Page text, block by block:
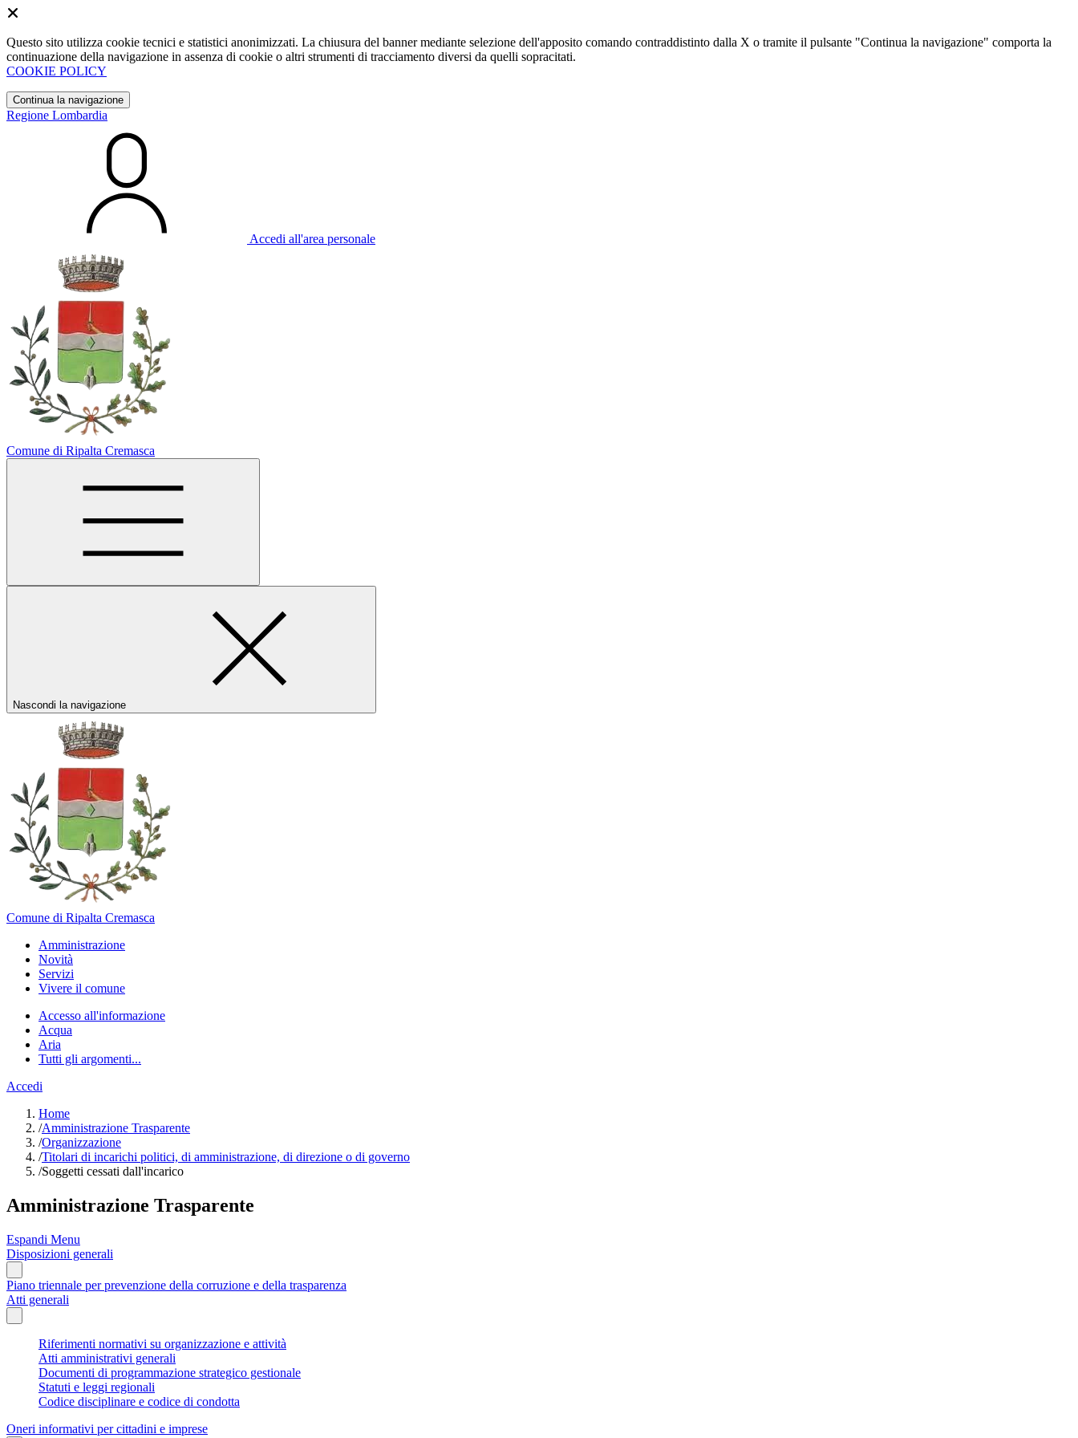
Questo sito utilizza cookie tecnici e statistici anonimizzati. La chiusura del banner mediante selezione dell'apposito comando contraddistinto dalla X o tramite il pulsante "Continua la navigazione" comporta la
continuazione della navigazione in assenza di cookie o altri strumenti di tracciamento diversi da quelli sopracitati.
COOKIE POLICY
Continua la navigazione
Regione Lombardia
Accedi all'area personale
Comune di Ripalta Cremasca
Nascondi la navigazione
Comune di Ripalta Cremasca
Amministrazione
Novità
Servizi
Vivere il comune
Accesso all'informazione
Acqua
Aria
Tutti gli argomenti...
Accedi
Home
/Amministrazione Trasparente
/Organizzazione
/Titolari di incarichi politici, di amministrazione, di direzione o di governo
/Soggetti cessati dall'incarico
Amministrazione Trasparente
Espandi Menu
Disposizioni generali
Piano triennale per prevenzione della corruzione e della trasparenza
Atti generali
Riferimenti normativi su organizzazione e attività
Atti amministrativi generali
Documenti di programmazione strategico gestionale
Statuti e leggi regionali
Codice disciplinare e codice di condotta
Oneri informativi per cittadini e imprese